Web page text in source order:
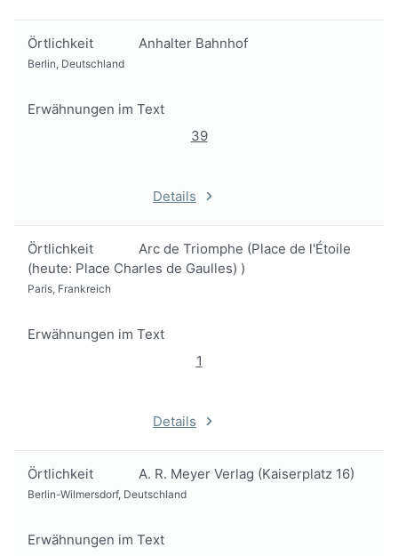
Örtlichkeit Anhalter Bahnhof
Berlin, Deutschland
Erwähnungen im Text
39
Details
Örtlichkeit
Arc de Triomphe (Place de l'Étoile
(heute: Place Charles de Gaulles) )
Paris, Frankreich
Erwähnungen im Text
1
Details
Örtlichkeit A. R. Meyer Verlag (Kaiserplatz 16)
Berlin-Wilmersdorf, Deutschland
Erwähnungen im Text